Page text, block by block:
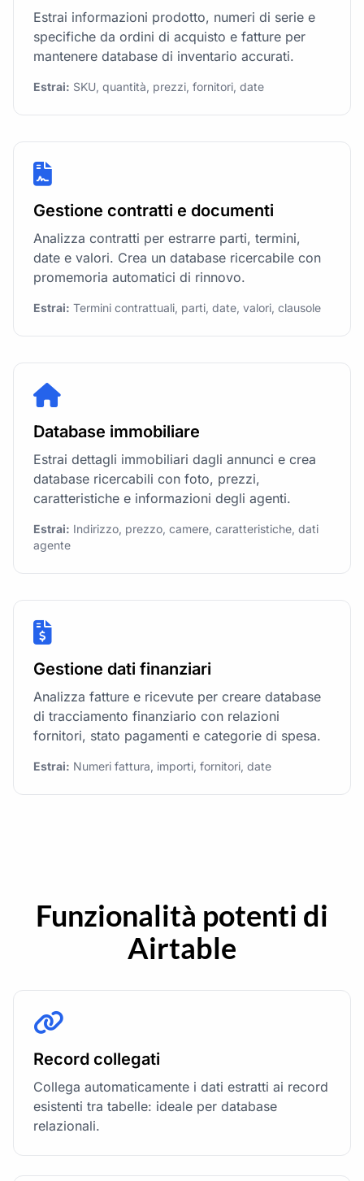
Estrai informazioni prodotto, numeri di serie e
specifiche da ordini di acquisto e fatture per
mantenere database di inventario accurati.
Estrai: SKU, quantità, prezzi, fornitori, date
Gestione contratti e documenti
Analizza contratti per estrarre parti, termini,
date e valori. Crea un database ricercabile con
promemoria automatici di rinnovo.
Estrai: Termini contrattuali, parti, date, valori, clausole
Database immobiliare
Estrai dettagli immobiliari dagli annunci e crea
database ricercabili con foto, prezzi,
caratteristiche e informazioni degli agenti.
Estrai: Indirizzo, prezzo, camere, caratteristiche, dati
agente
Gestione dati finanziari
Analizza fatture e ricevute per creare database
di tracciamento finanziario con relazioni
fornitori, stato pagamenti e categorie di spesa.
Estrai: Numeri fattura, importi, fornitori, date
Funzionalità potenti di
Airtable
Record collegati
Collega automaticamente i dati estratti ai record
esistenti tra tabelle: ideale per database
relazionali.